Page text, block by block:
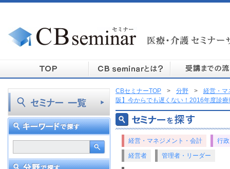
CBセミナーTOP > 分野 >
経営・マ
阪】今からでも遅くない！2016年度診
経営・マネジメント・会計 行
経営者 管理者・リーダー